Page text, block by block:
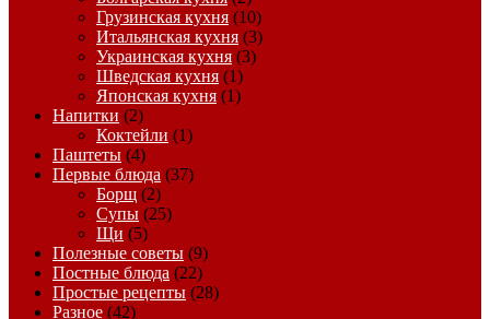
Грузинская кухня (10)
Итальянская кухня (3)
Украинская кухня (3)
Шведская кухня (1)
Японская кухня (1)
Напитки (2)
Коктейли (1)
Паштеты (4)
Первые блюда (37)
Борщ (2)
Супы (25)
Щи (5)
Полезные советы (9)
Постные блюда (22)
Простые рецепты (28)
Разное (42)